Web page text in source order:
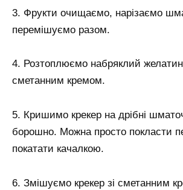
3. Фрукти очищаємо, нарізаємо
перемішуємо разом.
4. Розтоплюємо набряклий желатин
сметанним кремом.
5. Кришимо крекер на дрібні
борошно. Можна просто покласти
покатати качалкою.
6. Змішуємо крекер зі сметанним